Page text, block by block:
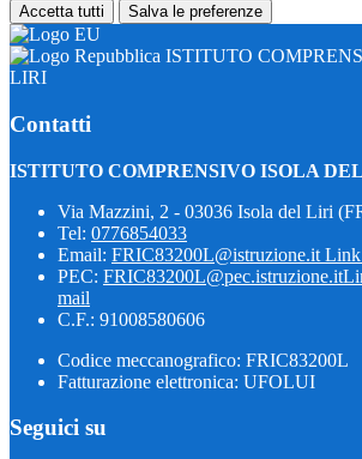
Accetta tutti Salva le preferenze
ISTITUTO
LIRI
Contatti
ISTITUTO COMPRENSIVO ISOLA
Via Mazzini, 2 - 03036 Isola del Liri
Tel: 0776854033
Email: FRIC83200L@istruzione.it Link
PEC: FRIC83200L@pec.istruzione.it
mail
C.F.: 91008580606
Codice meccanografico: FRIC83200L
Fatturazione elettronica: UFOLUI
Seguici su